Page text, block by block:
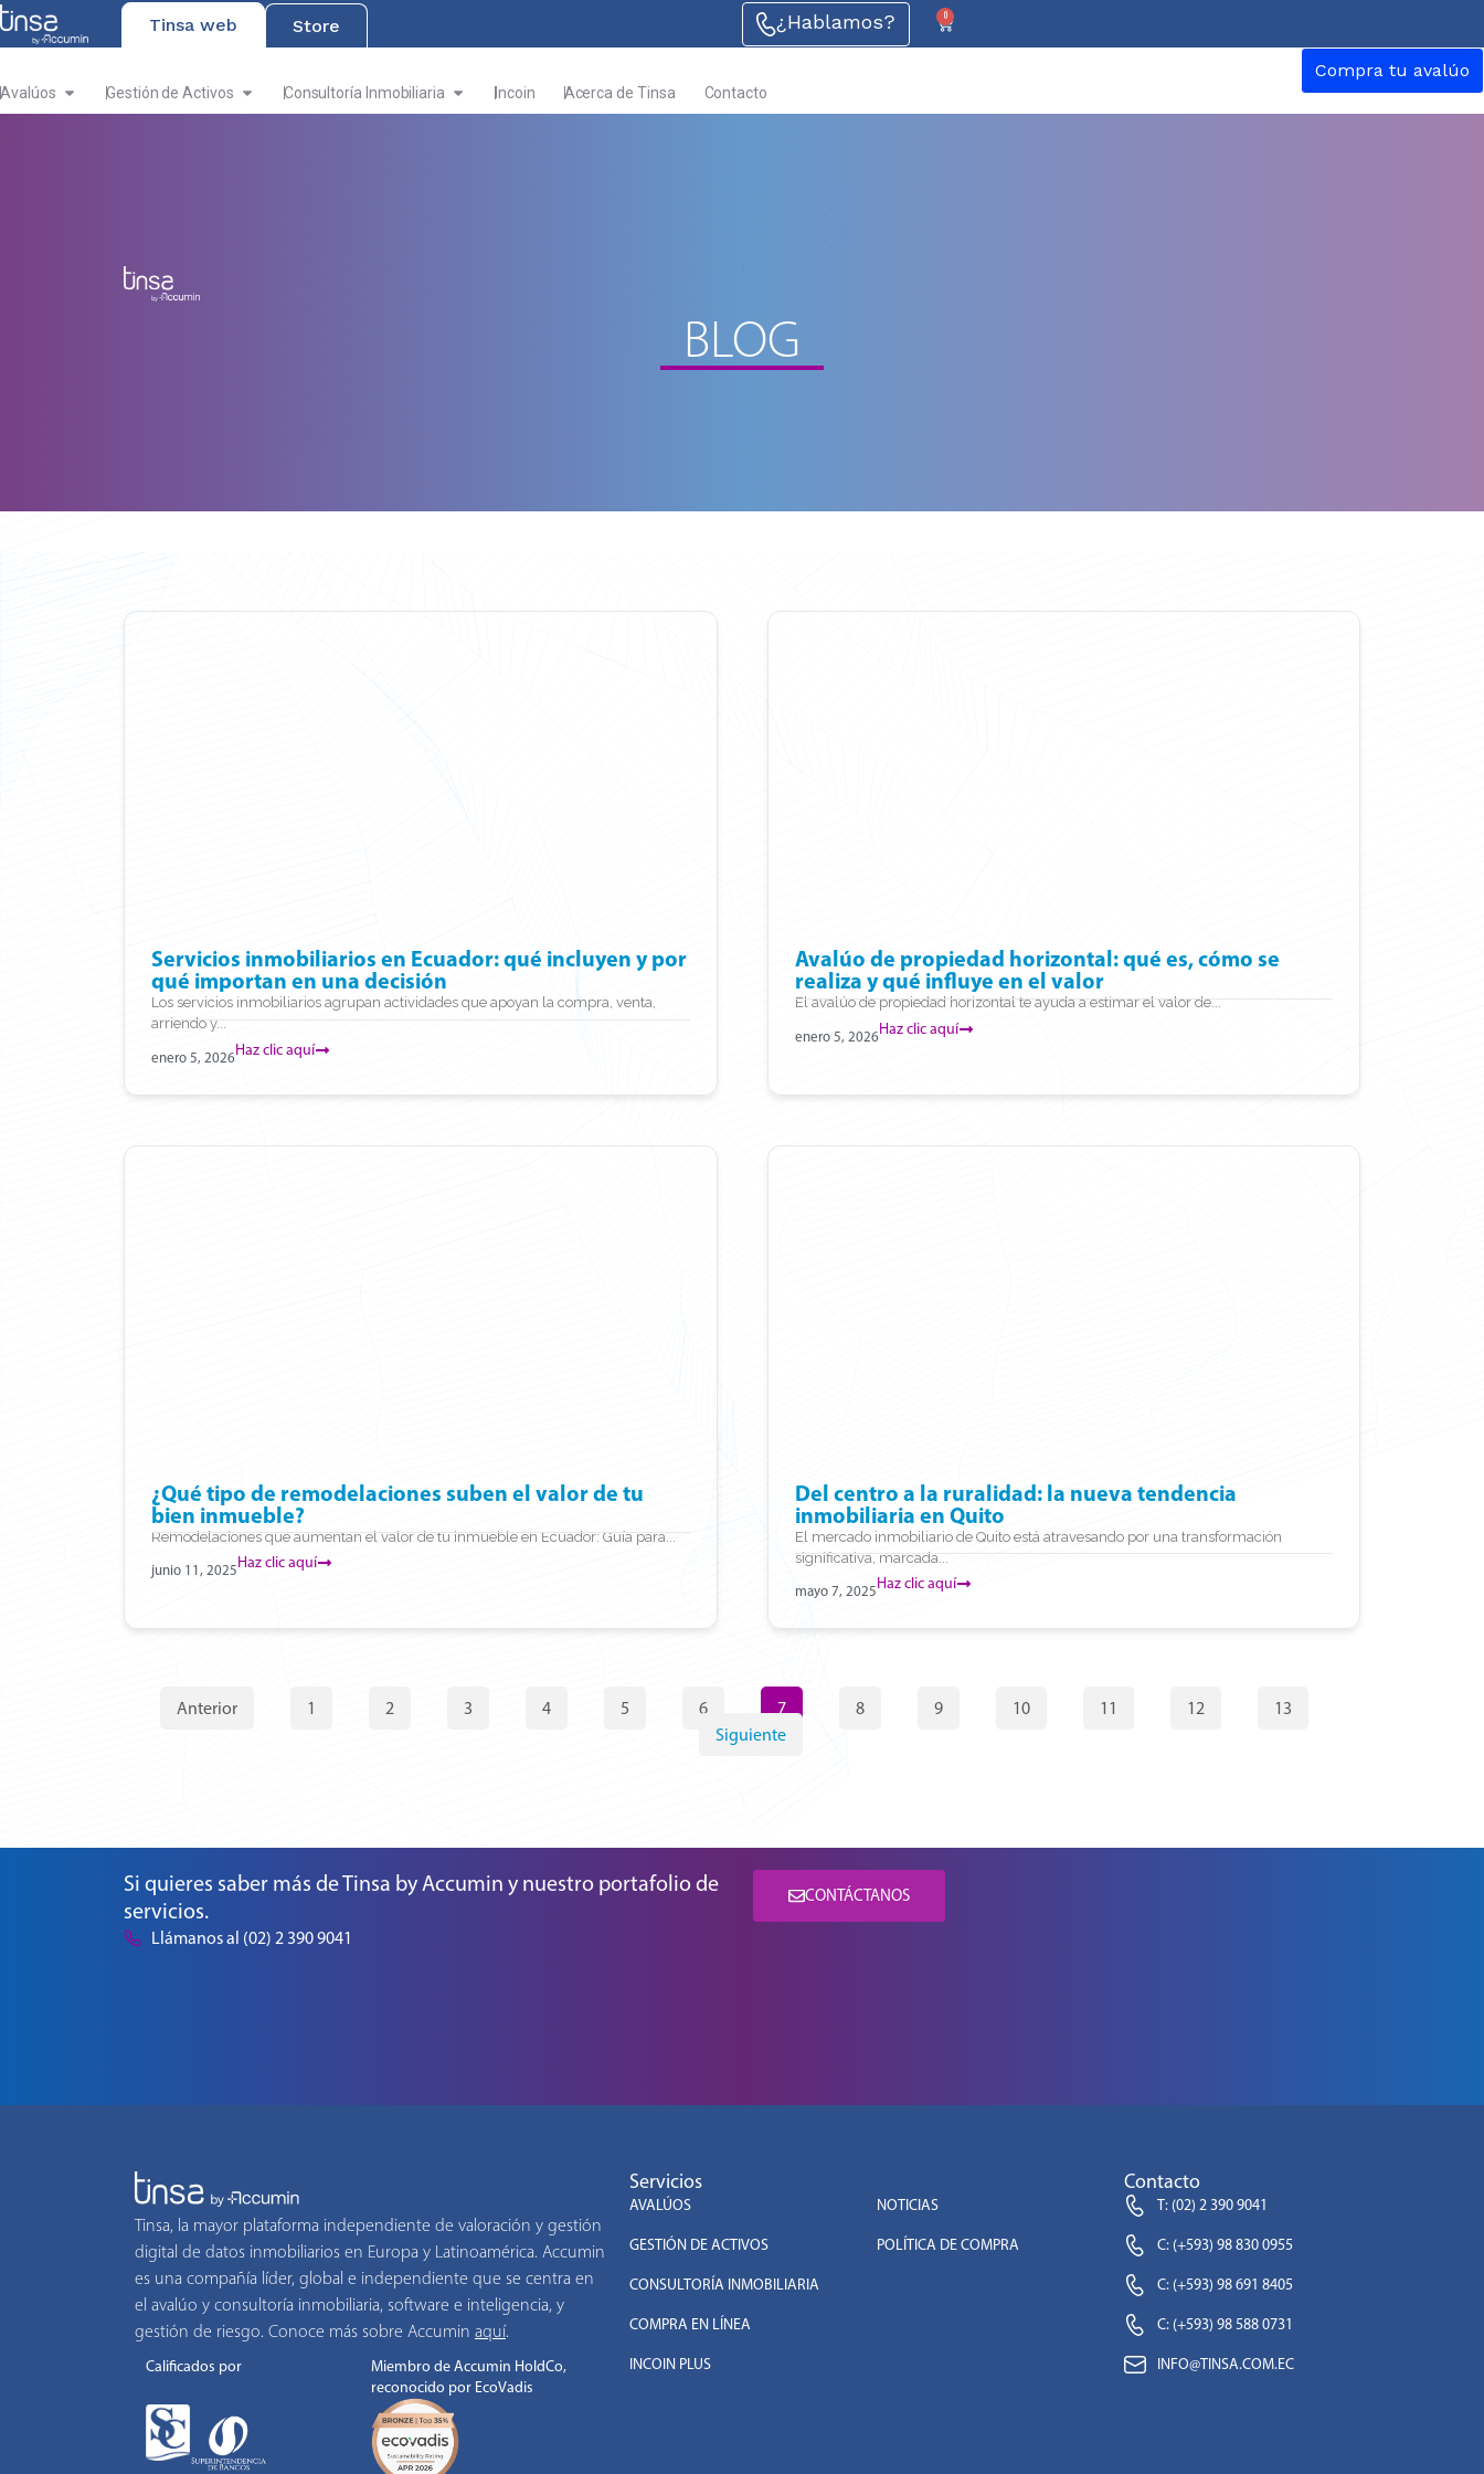
Tinsa web Store ¿Hablamos? 0
Avalúos Gestión de Activos Consultoría Inmobiliaria Incoin Acerca de Tinsa Contacto
Compra tu avalúo
BLOG
Servicios inmobiliarios en Ecuador: qué incluyen y por
qué importan en una decisión
Los servicios inmobiliarios agrupan actividades que apoyan la compra, venta,
arriendo y...
enero 5, 2026Haz clic aquí
Avalúo de propiedad horizontal: qué es, cómo se
realiza y qué influye en el valor
El avalúo de propiedad horizontal te ayuda a estimar el valor de...
enero 5, 2026Haz clic aquí
¿Qué tipo de remodelaciones suben el valor de tu
bien inmueble?
Remodelaciones que aumentan el valor de tu inmueble en Ecuador: Guía para...
junio 11, 2025Haz clic aquí
Del centro a la ruralidad: la nueva tendencia
inmobiliaria en Quito
El mercado inmobiliario de Quito está atravesando por una transformación
significativa, marcada...
mayo 7, 2025Haz clic aquí
Anterior 1 2 3 4 5 6 7 8 9 10 11 12
13
Siguiente
Si quieres saber más de Tinsa by Accumin y nuestro portafolio de
servicios.
Llámanos al (02) 2 390 9041
CONTÁCTANOS
Tinsa, la mayor plataforma independiente de valoración y gestión
digital de datos inmobiliarios en Europa y Latinoamérica. Accumin
es una compañía líder, global e independiente que se centra en
el avalúo y consultoría inmobiliaria, software e inteligencia, y
gestión de riesgo. Conoce más sobre Accumin aquí.
Calificados por
Miembro de Accumin HoldCo,
reconocido por EcoVadis
Servicios
AVALÚOS
GESTIÓN DE ACTIVOS
CONSULTORÍA INMOBILIARIA
COMPRA EN LÍNEA
INCOIN PLUS
NOTICIAS
POLÍTICA DE COMPRA
Contacto
T: (02) 2 390 9041
C: (+593) 98 830 0955
C: (+593) 98 691 8405
C: (+593) 98 588 0731
INFO@TINSA.COM.EC